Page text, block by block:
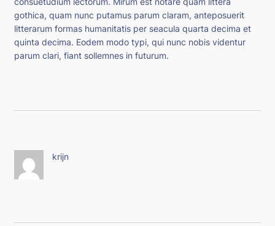
gothica, quam nunc putamus parum claram, anteposuerit
litterarum formas humanitatis per seacula quarta decima et
quinta decima. Eodem modo typi, qui nunc nobis videntur
parum clari, fiant sollemnes in futurum.
krijn